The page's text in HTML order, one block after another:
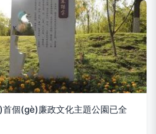
個(gè)廉政文化主題公園已全